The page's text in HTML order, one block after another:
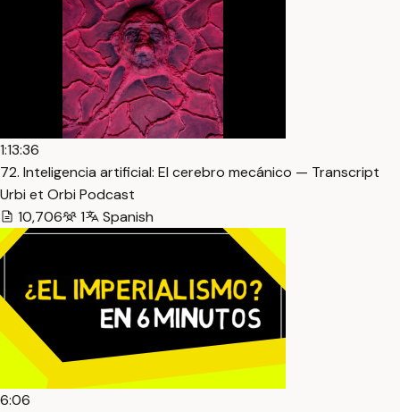
1:13:36
72. Inteligencia artificial: El cerebro mecánico — Transcript
Urbi et Orbi Podcast
10,706
1 Spanish
6:06